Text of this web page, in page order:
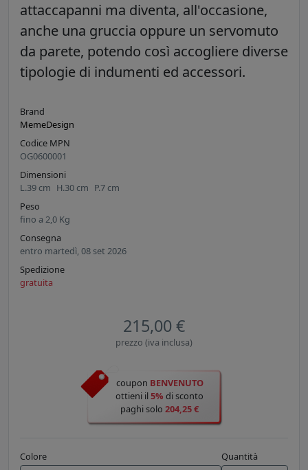
attaccapanni ma diventa, all'occasione,
anche una gruccia oppure un servomuto
da parete, potendo così accogliere diverse
tipologie di indumenti ed accessori.
Brand
MemeDesign
Codice MPN
OG0600001
Dimensioni
L.39 cm H.30 cm P.7 cm
Peso
fino a 2,0 Kg
Consegna
entro martedì, 08 set 2026
Spedizione
gratuita
215,00 €
prezzo (iva inclusa)
coupon BENVENUTO
ottieni il5% di sconto
paghi solo 204,25 €
Colore Quantità